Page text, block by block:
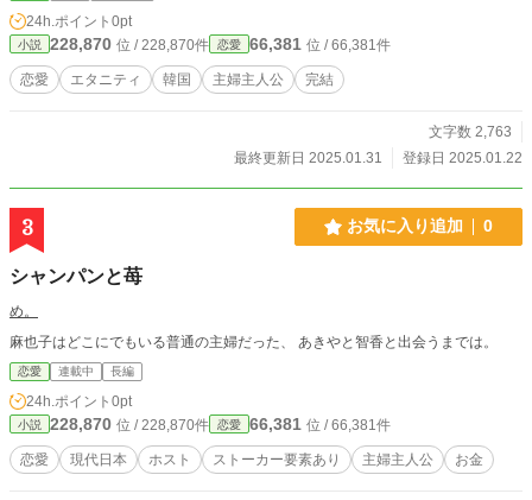
24h.ポイント 0pt
小説 228,870 位 / 228,870件 恋愛 66,381 位 / 66,381件
恋愛 エタニティ 韓国 主婦主人公 完結
文字数 2,763
最終更新日 2025.01.31
登録日 2025.01.22
3 お気に入り追加 0
シャンパンと苺
め。
麻也子はどこにでもいる普通の主婦だった、 あきやと智香と出会うまでは。
恋愛 連載中 長編
24h.ポイント 0pt
小説 228,870 位 / 228,870件 恋愛 66,381 位 / 66,381件
恋愛 現代日本 ホスト ストーカー要素あり 主婦主人公 お金